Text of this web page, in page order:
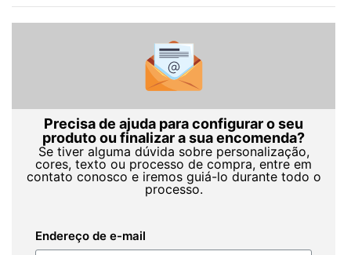
Precisa de ajuda para configurar o seu
produto ou finalizar a sua encomenda?
Se tiver alguma dúvida sobre personalização,
cores, texto ou processo de compra, entre em
contato conosco e iremos guiá-lo durante todo o
processo.
Endereço de e-mail